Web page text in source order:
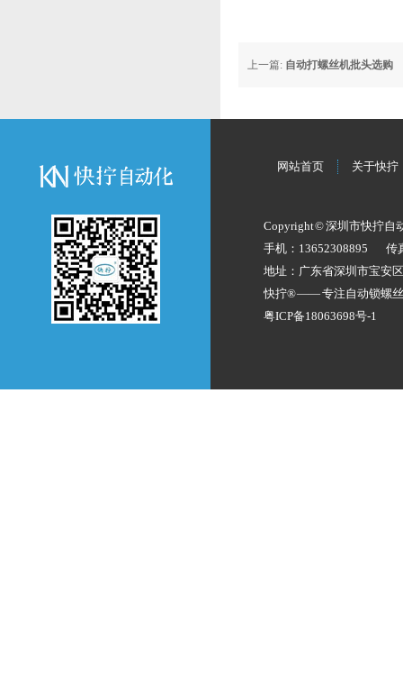
上一篇: 自动打螺丝机批头选购
网站首页 关于快拧
Copyright © 深圳市快拧自
手机：13652308895
传
地址：广东省深圳市宝安
快拧® —— 专注自动锁螺
粤ICP备18063698号-1